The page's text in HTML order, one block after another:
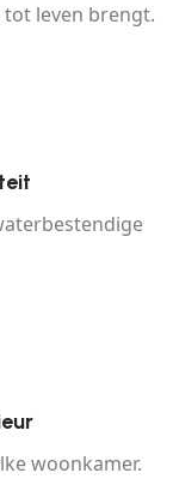
leven brengt.
woonkamer.